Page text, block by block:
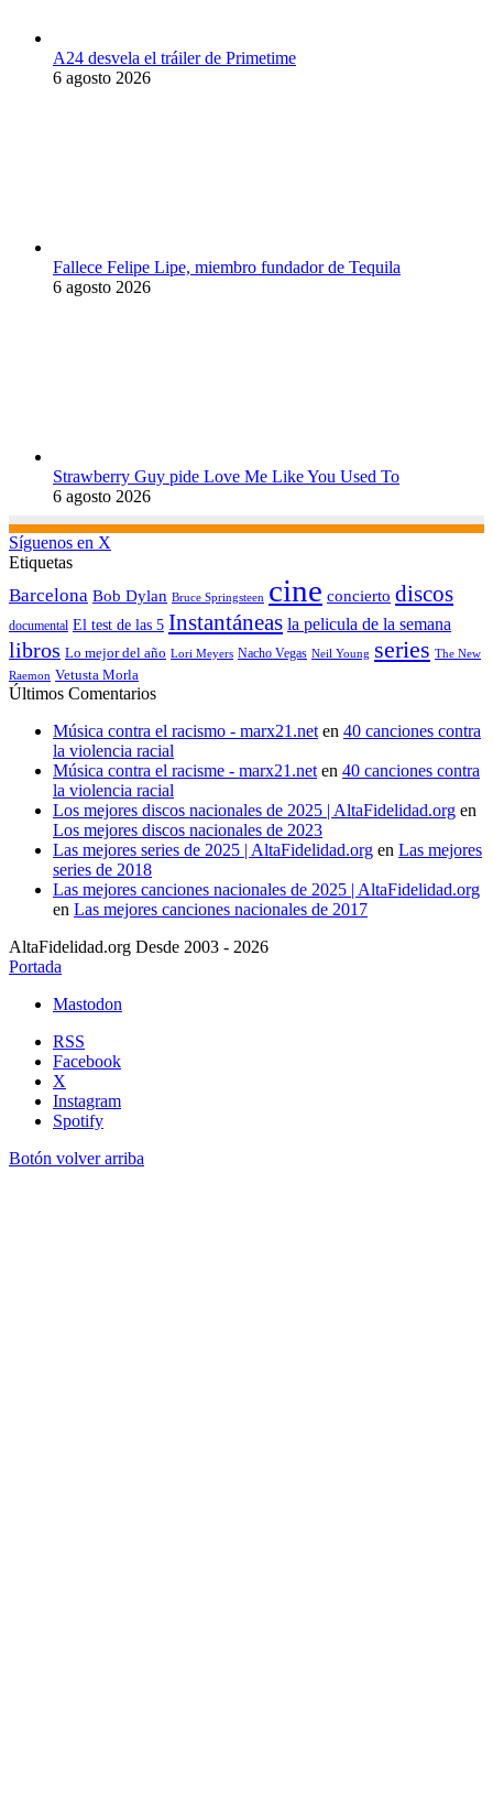
A24 desvela el tráiler de Primetime
6 agosto 2026
Fallece Felipe Lipe, miembro fundador de Tequila
6 agosto 2026
Strawberry Guy pide Love Me Like You Used To
6 agosto 2026
Síguenos en X
Etiquetas
Barcelona Bob Dylan Bruce Springsteen cine concierto discos
documental El test de las 5 Instantáneas la pelicula de la semana
libros Lo mejor del año Lori Meyers Nacho Vegas Neil Young series The New
Raemon Vetusta Morla
Últimos Comentarios
Música contra el racismo - marx21.neten 40 canciones contra
la violencia racial
Música contra el racisme - marx21.neten 40 canciones contra
la violencia racial
Los mejores discos nacionales de 2025 | AltaFidelidad.org en
Los mejores discos nacionales de 2023
Las mejores series de 2025 | AltaFidelidad.org en Las mejores
series de 2018
Las mejores canciones nacionales de 2025 | AltaFidelidad.org
en Las mejores canciones nacionales de 2017
AltaFidelidad.org Desde 2003 - 2026
Portada
Mastodon
RSS
Facebook
X
Instagram
Spotify
Botón volver arriba